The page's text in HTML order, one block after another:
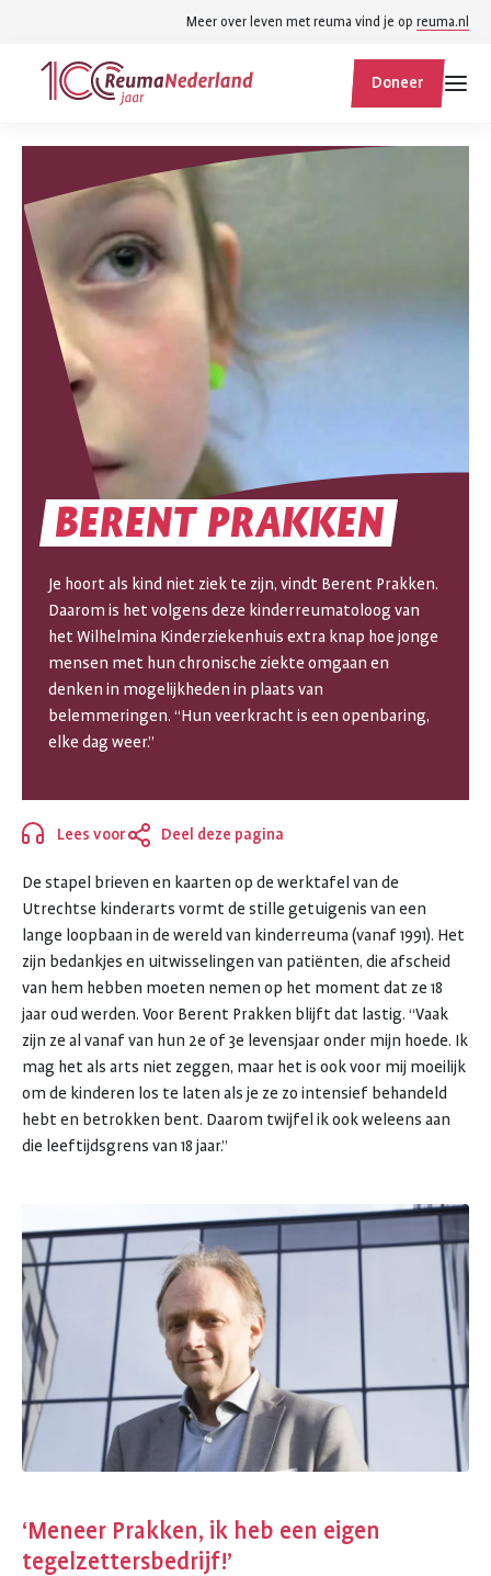
hoofdinhoud
footer
navigatie
Meer over leven met reuma vind je op reuma.nl
ReumaNederland
homepage
Doneer
binnen
reumanederland.nl
BERENT
PRAKKEN
BERENT PRAKKEN
Je hoort als kind niet ziek te zijn, vindt Berent Prakken.
Daarom is het volgens deze kinderreumatoloog van
het Wilhelmina Kinderziekenhuis extra knap hoe jonge
mensen met hun chronische ziekte omgaan en
denken in mogelijkheden in plaats van
belemmeringen. “Hun veerkracht is een openbaring,
elke dag weer.”
Lees voor Deel deze pagina
Sluiten
De stapel brieven en kaarten op de werktafel van de
Utrechtse kinderarts vormt de stille getuigenis van een
lange loopbaan in de wereld van kinderreuma (vanaf 1991). Het
zijn bedankjes en uitwisselingen van patiënten, die afscheid
van hem hebben moeten nemen op het moment dat ze 18
jaar oud werden. Voor Berent Prakken blijft dat lastig. “Vaak
zijn ze al vanaf van hun 2e of 3e levensjaar onder mijn hoede. Ik
mag het als arts niet zeggen, maar het is ook voor mij moeilijk
om de kinderen los te laten als je ze zo intensief behandeld
hebt en betrokken bent. Daarom twijfel ik ook weleens aan
die leeftijdsgrens van 18 jaar.”
‘Meneer Prakken, ik heb een eigen
tegelzettersbedrijf!’